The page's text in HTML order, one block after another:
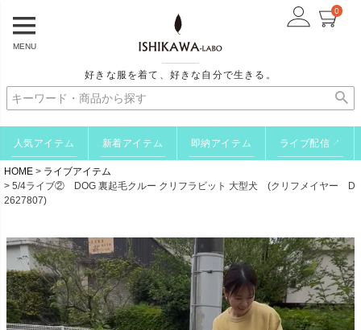
MENU
好きな服を着て、好きな自分で生きる。
0
人気アイテム 新着アイテム 即納アイテム ライブ配信 ↗
HOME
ライブアイテム
5/4ライブ② DOG 裏起毛クルー クリフラビット 大型犬 (クリフメイヤー D
2627807)